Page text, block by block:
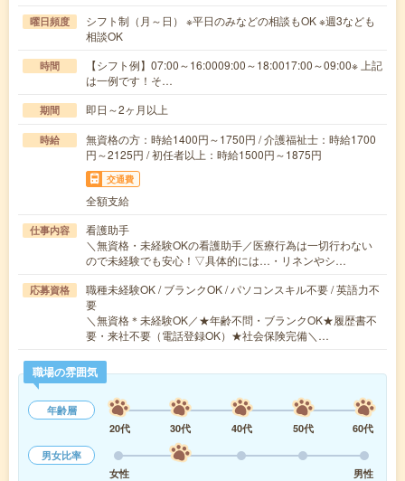
曜日頻度
シフト制（月～日） ※平日のみなどの相談もOK ※週3なども
相談OK
時間
【シフト例】07:00～16:0009:00～18:0017:00～09:00※ 上記
は一例です！そ…
期間 即日～2ヶ月以上
時給
無資格の方：時給1400円～1750円 / 介護福祉士：時給1700
円～2125円 / 初任者以上：時給1500円～1875円
交通費
全額支給
仕事内容
看護助手
＼無資格・未経験OKの看護助手／医療行為は一切行わない
ので未経験でも安心！▽具体的には…・リネンやシ…
応募資格
職種未経験OK / ブランクOK / パソコンスキル不要 / 英語力不
要
＼無資格＊未経験OK／★年齢不問・ブランクOK★履歴書不
要・来社不要（電話登録OK）★社会保険完備＼…
職場の雰囲気
年齢層
20代
30代 40代 50代
60代
男女比率
女性
男性